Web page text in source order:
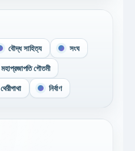
বৌদ্ধ সাহিত্য
সংঘ
মহাপ্রজাপতি গৌতমী
থেরীগাথা নির্বাণ